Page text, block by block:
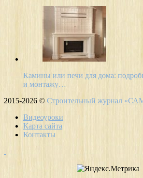
Камины или печи для дома:
и монтажу…
2015-2026 © Строительный журнал
Видеоуроки
Карта сайта
Контакты